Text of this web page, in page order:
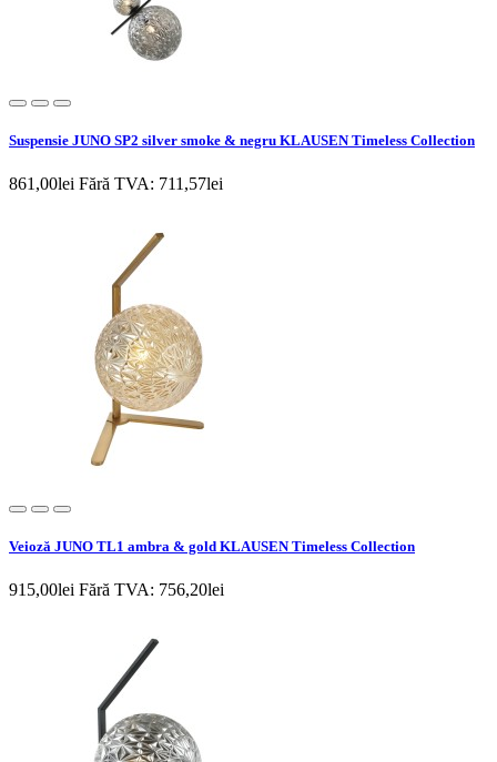
Suspensie JUNO SP2 silver smoke & negru KLAUSEN Timeless Collection
861,00lei Fără TVA: 711,57lei
Veioză JUNO TL1 ambra & gold KLAUSEN Timeless Collection
915,00lei Fără TVA: 756,20lei